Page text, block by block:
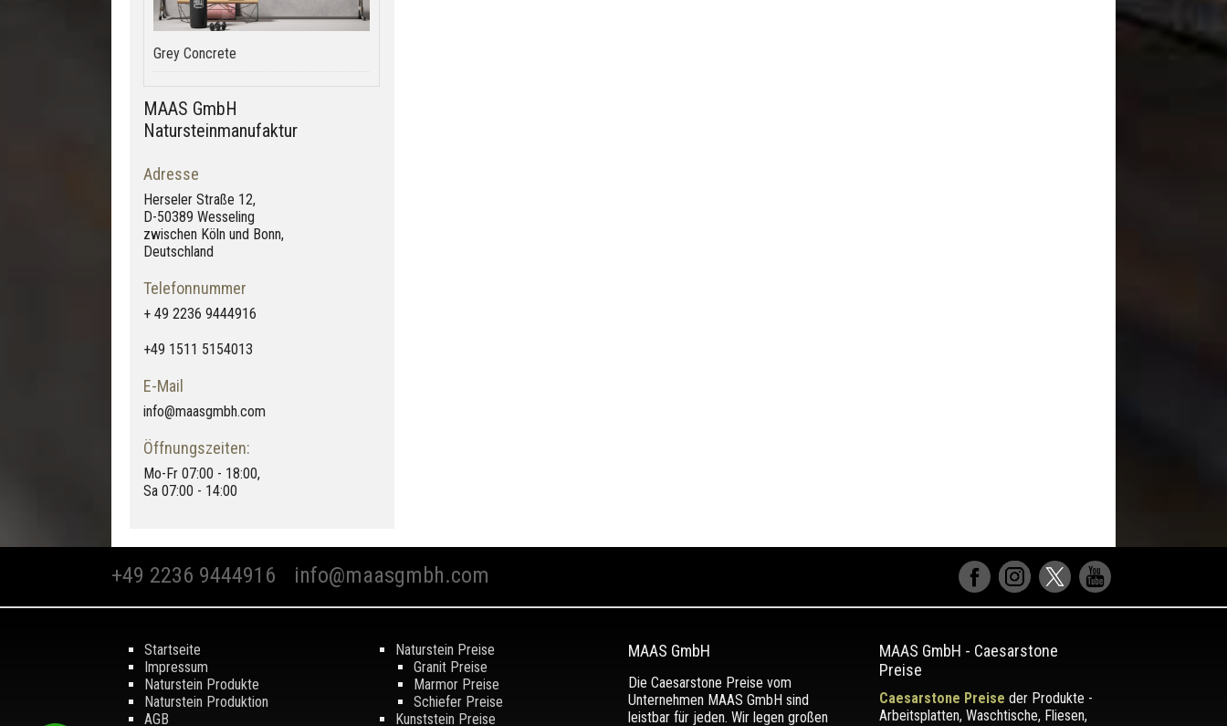
Grey Concrete
MAAS GmbH
Natursteinmanufaktur
Adresse
Herseler Straße 12,
D-50389 Wesseling
zwischen Köln und Bonn,
Deutschland
Telefonnummer
+ 49 2236 9444916
+49 1511 5154013
E-Mail
info@maasgmbh.com
Öffnungszeiten:
Mo-Fr 07:00 - 18:00,
Sa 07:00 - 14:00
+49 2236 9444916 info@maasgmbh.com
Startseite
Impressum
Naturstein Produkte
Naturstein Produktion
AGB
Naturstein Preise
Granit Preise
Marmor Preise
Schiefer Preise
Kunststein Preise
MAAS GmbH
Die Caesarstone Preise vom
Unternehmen MAAS GmbH sind
leistbar für jeden. Wir legen großen
MAAS GmbH - Caesarstone
Preise
Caesarstone Preise der Produkte -
Arbeitsplatten, Waschtische, Fliesen,